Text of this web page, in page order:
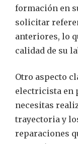
formación en
solicitar
anteriores, lo
calidad de su
Otro aspecto
electricista en
necesitas
trayectoria y
reparaciones